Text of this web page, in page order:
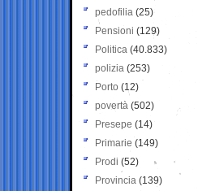
pedofilia (25)
Pensioni (129)
Politica (40.833)
polizia (253)
Porto (12)
povertà (502)
Presepe (14)
Primarie (149)
Prodi (52)
Provincia (139)